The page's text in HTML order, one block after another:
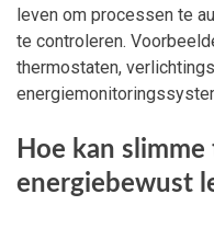
leven om processen te
te controleren.
thermostaten,
Hoe kan
energiebewust